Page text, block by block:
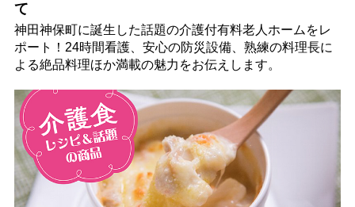
て
神田神保町に誕生した話題の介護付有料老人ホームをレ
ポート！24時間看護、安心の防災設備、熟練の料理長に
よる絶品料理ほか満載の魅力をお伝えします。